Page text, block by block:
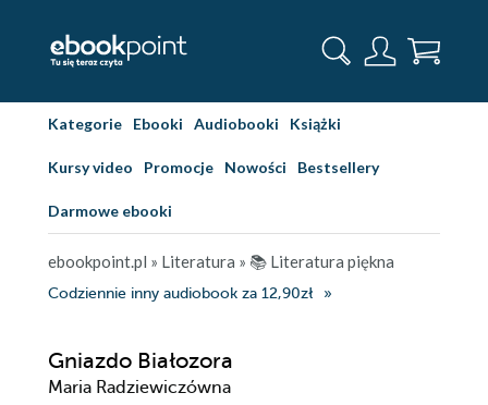
Kategorie Ebooki Audiobooki Książki
Kursy video Promocje Nowości Bestsellery
Darmowe ebooki
ebookpoint.pl » Literatura » 📚 Literatura piękna
Codziennie inny audiobook za 12,90zł
Gniazdo Białozora
Maria Radziewiczówna